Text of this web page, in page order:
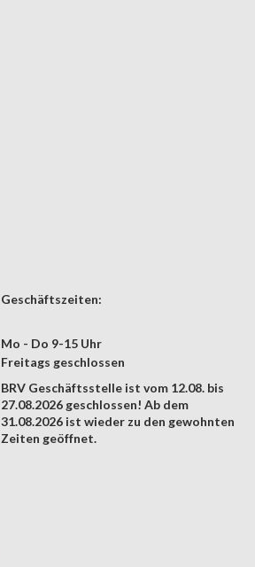
Geschäftszeiten:
Mo - Do 9-15 Uhr
Freitags geschlossen
BRV Geschäftsstelle ist vom 12.08. bis
27.08.2026 geschlossen! Ab dem
31.08.2026 ist wieder zu den gewohnten
Zeiten geöffnet.